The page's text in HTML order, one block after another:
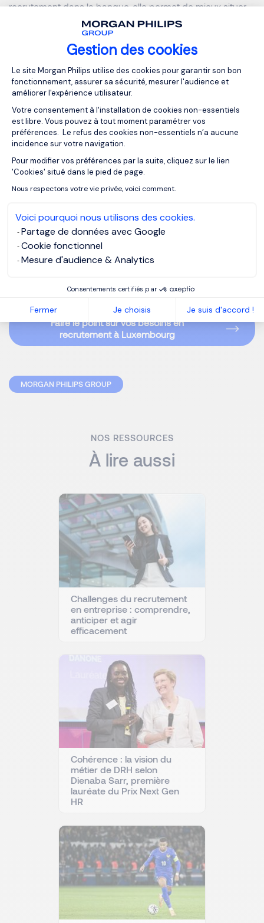
Gestion des cookies
Plateforme de Gestion du
Le site Morgan Philips utilise des cookies pour garantir son bon
fonctionnement, assurer sa sécurité, mesurer l'audience et
améliorer l'expérience utilisateur.
Votre consentement à l'installation de cookies non-essentiels
est libre. Vous pouvez à tout moment paramétrer vos
préférences. Le refus des cookies non-essentiels n’a aucune
incidence sur votre navigation.
Pour modifier vos préférences par la suite, cliquez sur le lien
'Cookies' situé dans le pied de page.
Nous respectons votre vie privée, voici comment.
Voici pourquoi nous utilisons des cookies.
Partage de données avec Google
Cookie fonctionnel
Mesure d'audience & Analytics
Consentements certifiés par
Fermer Je choisis Je suis d'accord !
Axeptio consent
recrutement dans la banque, elle permet de mieux situer
positionnement salarialface à la concurrence,
anticiper les tensionssur certains profils et d’
dans un environnement toujours plus
Chaque donnée peut contribuer à éclairer vos décisions,
que ce soit dans une logique defidélisation, d’attractivité
ou derestructuration.
Morgan Philips Luxembourg
cabinet de recrutement
spécialisé en Banque et Fintech , accompagne depuis plus
de 10 ans les banques du Grand-Duché. Notre
candidates et des enjeux RH nous positionne comme
partenaire stratégique
des directions RH et générales.
Vous souhaitez échanger sur votre politique salariale ou un
Faire le point sur vos besoins en
recrutement à Luxembourg
MORGAN PHILIPS GROUP
NOS RESSOURCES
À lire aussi
Challenges du recrutement
en entreprise : comprendre,
anticiper et agir
efficacement
Cohérence : la vision du
métier de DRH selon
Dienaba Sarr, première
lauréate du Prix Next Gen
HR